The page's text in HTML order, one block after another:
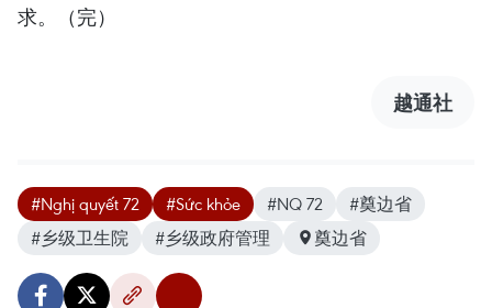
求。（完）
越通社
#Nghị quyết 72 #Sức khỏe #NQ 72
#奠边省
#乡级卫生院
#乡级政府管理 奠边省